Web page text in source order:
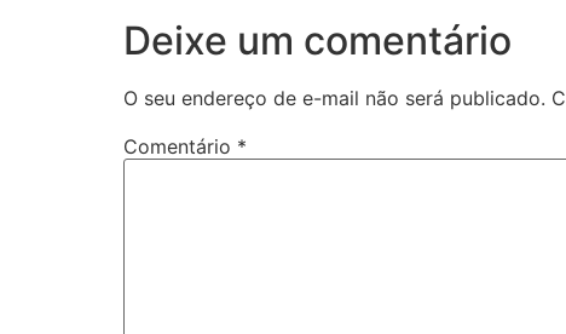
Deixe um comentário
O seu endereço de e-mail não será publicado.
Comentário *